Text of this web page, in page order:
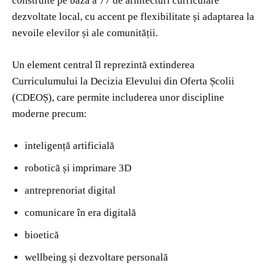
dezvoltate local, cu accent pe flexibilitate și adaptarea la
nevoile elevilor și ale comunității.
Un element central îl reprezintă extinderea
Curriculumului la Decizia Elevului din Oferta Școlii
(CDEOȘ), care permite includerea unor discipline
moderne precum:
inteligență artificială
robotică și imprimare 3D
antreprenoriat digital
comunicare în era digitală
bioetică
wellbeing și dezvoltare personală